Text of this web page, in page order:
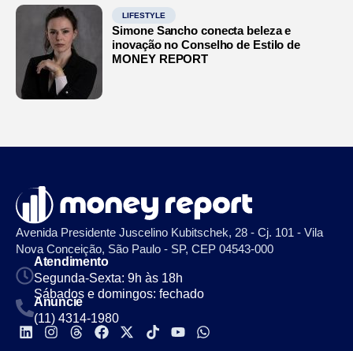
LIFESTYLE
Simone Sancho conecta beleza e
inovação no Conselho de Estilo de
MONEY REPORT
Avenida Presidente Juscelino Kubitschek, 28 - Cj. 101 - Vila
Nova Conceição, São Paulo - SP, CEP 04543-000
Atendimento
Segunda-Sexta: 9h às 18h
Sábados e domingos: fechado
Anuncie
(11) 4314-1980